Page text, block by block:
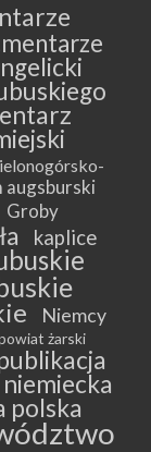
augsburski
Groby
kaplice
Niemcy
żarski
polska